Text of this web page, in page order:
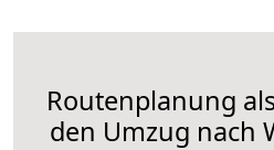
Routenplanung
den Umzug nach